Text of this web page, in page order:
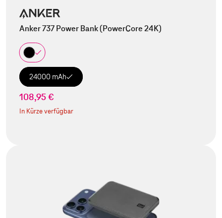
Anker 737 Power Bank (PowerCore 24K)
24000 mAh
108,95 €
In Kürze verfügbar